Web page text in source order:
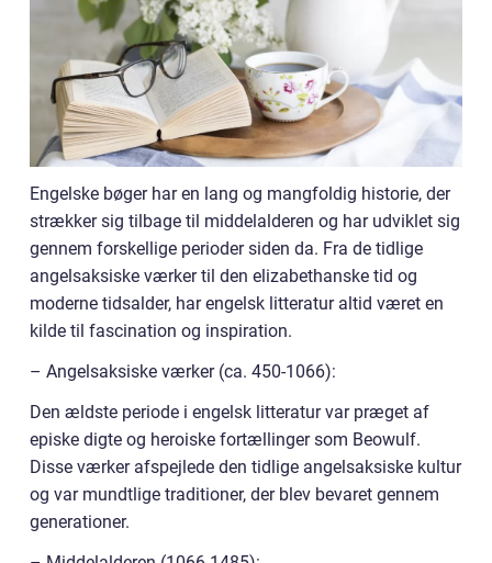
Engelske bøger har en lang og mangfoldig historie, der
strækker sig tilbage til middelalderen og har udviklet sig
gennem forskellige perioder siden da. Fra de tidlige
angelsaksiske værker til den elizabethanske tid og
moderne tidsalder, har engelsk litteratur altid været en
kilde til fascination og inspiration.
– Angelsaksiske værker (ca. 450-1066):
Den ældste periode i engelsk litteratur var præget af
episke digte og heroiske fortællinger som Beowulf.
Disse værker afspejlede den tidlige angelsaksiske kultur
og var mundtlige traditioner, der blev bevaret gennem
generationer.